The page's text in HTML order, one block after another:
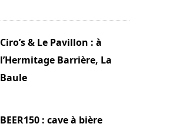
Ciro’s & Le Pavillon : à
l’Hermitage Barrière, La
Baule
BEER150 : cave à bière